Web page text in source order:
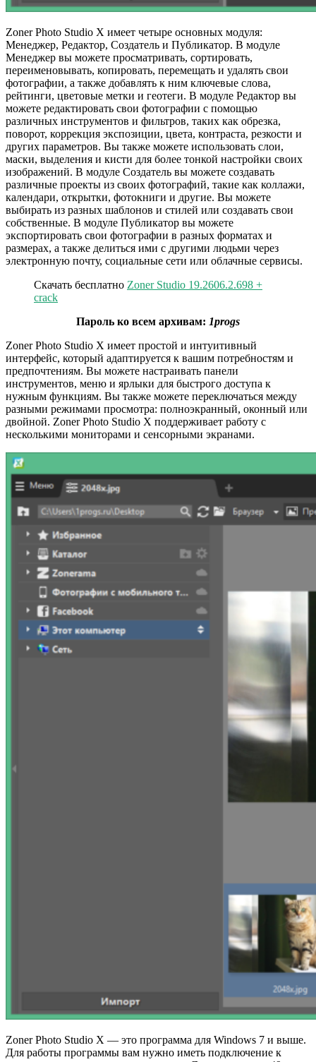
Zoner Photo Studio X имеет четыре основных модуля:
Менеджер, Редактор, Создатель и Публикатор. В модуле
Менеджер вы можете просматривать, сортировать,
переименовывать, копировать, перемещать и удалять свои
фотографии, а также добавлять к ним ключевые слова,
рейтинги, цветовые метки и геотеги. В модуле Редактор вы
можете редактировать свои фотографии с помощью
различных инструментов и фильтров, таких как обрезка,
поворот, коррекция экспозиции, цвета, контраста, резкости и
других параметров. Вы также можете использовать слои,
маски, выделения и кисти для более тонкой настройки своих
изображений. В модуле Создатель вы можете создавать
различные проекты из своих фотографий, такие как коллажи,
календари, открытки, фотокниги и другие. Вы можете
выбирать из разных шаблонов и стилей или создавать свои
собственные. В модуле Публикатор вы можете
экспортировать свои фотографии в разных форматах и
размерах, а также делиться ими с другими людьми через
электронную почту, социальные сети или облачные сервисы.
Скачать бесплатно Zoner Studio 19.2606.2.698 +
crack
Пароль ко всем архивам: 1progs
Zoner Photo Studio X имеет простой и интуитивный
интерфейс, который адаптируется к вашим потребностям и
предпочтениям. Вы можете настраивать панели
инструментов, меню и ярлыки для быстрого доступа к
нужным функциям. Вы также можете переключаться между
разными режимами просмотра: полноэкранный, оконный или
двойной. Zoner Photo Studio X поддерживает работу с
несколькими мониторами и сенсорными экранами.
Zoner Photo Studio X — это программа для Windows 7 и выше.
Для работы программы вам нужно иметь подключение к